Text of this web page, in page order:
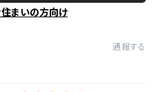
まいの方向け
通報する